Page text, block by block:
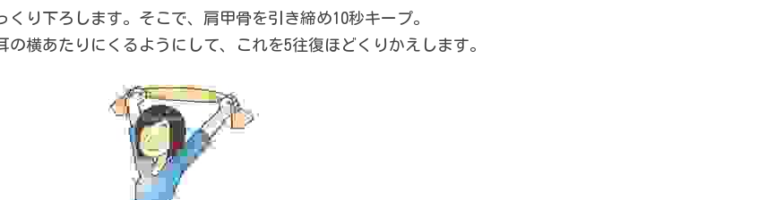
くり下ろします。そこで、肩甲骨を引き締め10秒キープ。
横あたりにくるようにして、これを5往復ほどくりかえします。